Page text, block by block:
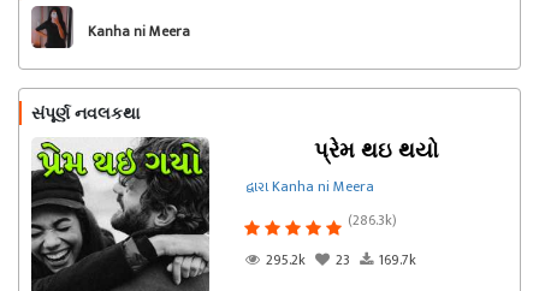
Kanha ni Meera
સંપૂર્ણ નવલકથા
પ્રેમ થઇ થયો
દ્વારા Kanha ni Meera
(286.3k)
295.2k
23 169.7k